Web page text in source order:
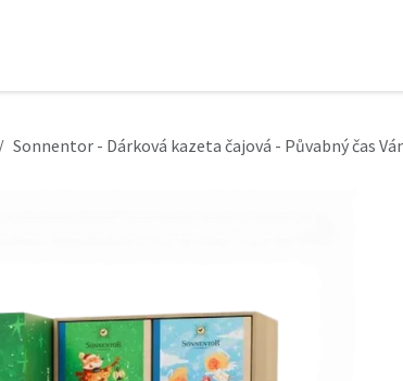
Sonnentor - Dárková kazeta čajová - Půvabný čas